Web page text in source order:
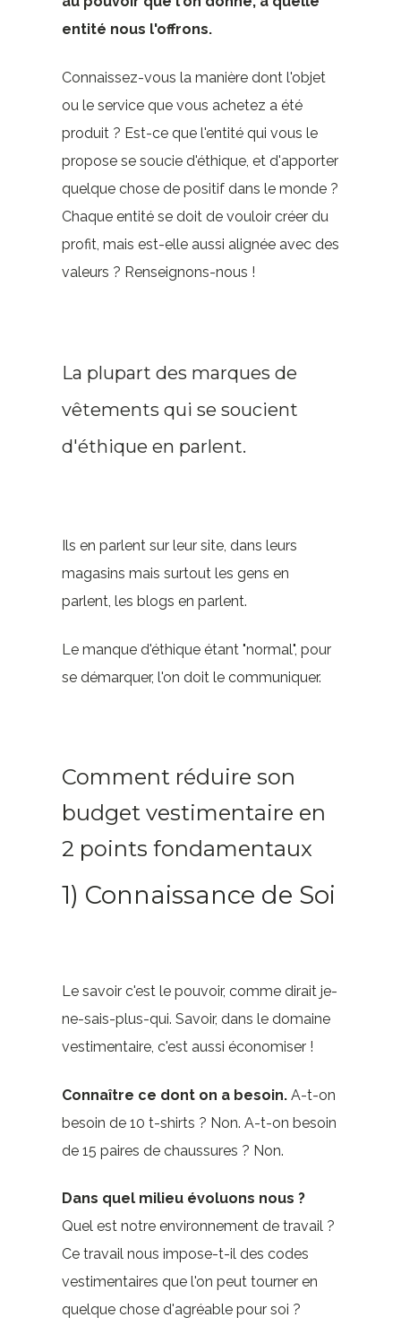
entité nous l'offrons.
Connaissez-vous la manière dont l'objet
ou le service que vous achetez a été
produit ? Est-ce que l'entité qui vous le
propose se soucie d'éthique, et d'apporter
quelque chose de positif dans le monde ?
Chaque entité se doit de vouloir créer du
profit, mais est-elle aussi alignée avec des
valeurs ? Renseignons-nous !
La plupart des marques de
vêtements qui se soucient
d'éthique en parlent.
Ils en parlent sur leur site, dans leurs
magasins mais surtout les gens en
parlent, les blogs en parlent.
Le manque d'éthique étant "normal", pour
se démarquer, l'on doit le communiquer.
Comment réduire son
budget vestimentaire en
2 points fondamentaux
1) Connaissance de Soi
Le savoir c'est le pouvoir, comme dirait je-
ne-sais-plus-qui. Savoir, dans le domaine
vestimentaire, c'est aussi économiser !
Connaître ce dont on a besoin.A-t-on
besoin de 10 t-shirts ? Non. A-t-on besoin
de 15 paires de chaussures ? Non.
Dans quel milieu évoluons nous ?
Quel est notre environnement de travail ?
Ce travail nous impose-t-il des codes
vestimentaires que l'on peut tourner en
quelque chose d'agréable pour soi ?